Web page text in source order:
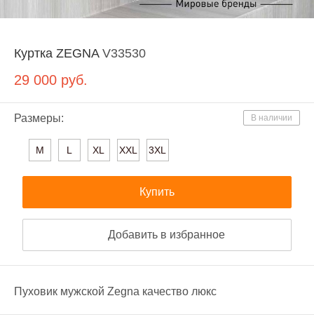
Куртка ZEGNA V33530
29 000 руб.
В наличии
Размеры:
M L XL XXL 3XL
Купить
Добавить в избранное
Пуховик мужской Zegna качество люкс